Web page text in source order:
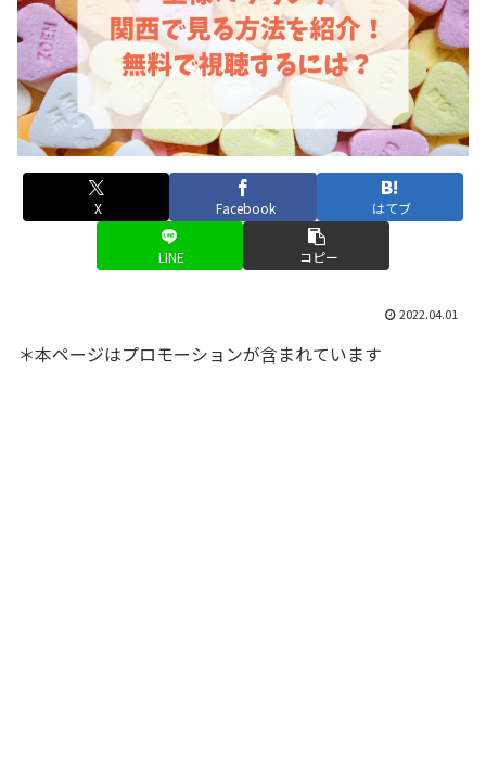
X Facebook はてブ
LINE コピー
2022.04.01
＊本ページはプロモーションが含まれています